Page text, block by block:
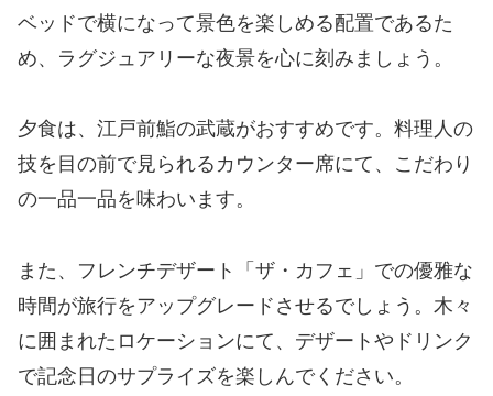
ベッドで横になって景色を楽しめる配置であるた
め、ラグジュアリーな夜景を心に刻みましょう。
夕食は、江戸前鮨の武蔵がおすすめです。料理人の
技を目の前で見られるカウンター席にて、こだわり
の一品一品を味わいます。
また、フレンチデザート「ザ・カフェ」での優雅な
時間が旅行をアップグレードさせるでしょう。木々
に囲まれたロケーションにて、デザートやドリンク
で記念日のサプライズを楽しんでください。